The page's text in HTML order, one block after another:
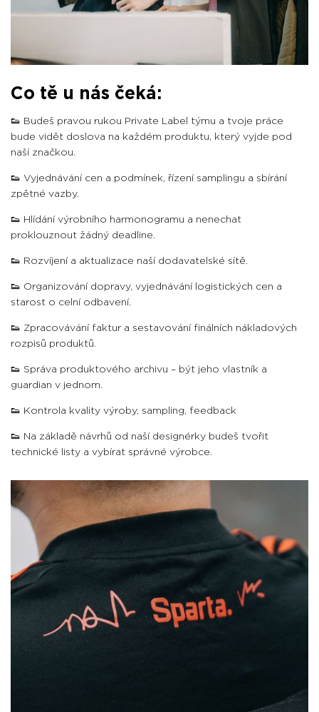
Co tě u nás čeká:
👟 Budeš pravou rukou Private Label týmu a tvoje práce
bude vidět doslova na každém produktu, který vyjde pod
naší značkou.
👟 Vyjednávání cen a podmínek, řízení samplingu a sbírání
zpětné vazby.
👟 Hlídání výrobního harmonogramu a nenechat
proklouznout žádný deadline.
👟 Rozvíjení a aktualizace naší dodavatelské sítě.
👟 Organizování dopravy, vyjednávání logistických cen a
starost o celní odbavení.
👟 Zpracovávání faktur a sestavování finálních nákladových
rozpisů produktů.
👟 Správa produktového archivu – být jeho vlastník a
guardian v jednom.
👟 Kontrola kvality výroby, sampling, feedback
👟 Na základě návrhů od naší designérky budeš tvořit
technické listy a vybírat správné výrobce.